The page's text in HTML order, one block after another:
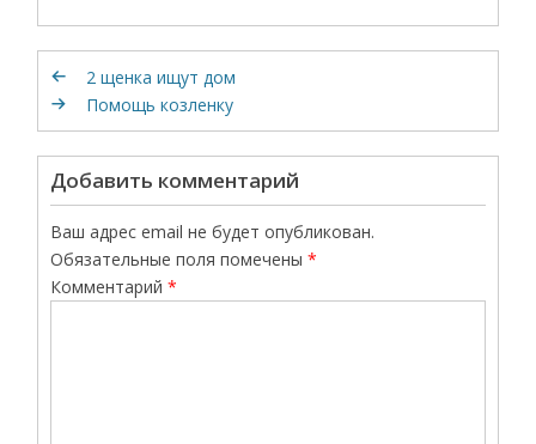
2 щенка ищут дом
Помощь козленку
Добавить комментарий
Ваш адрес email не будет опубликован.
Обязательные поля помечены*
Комментарий*